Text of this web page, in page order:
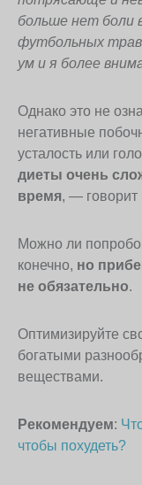
больше нет боли
футбольных
ум и я более
Однако это не
негативные
усталость или
диеты очень
время, — говорит
Можно ли
конечно, но
не обязательно.
Оптимизируйте
богатыми
веществами.
Рекомендуем:
чтобы похудеть?